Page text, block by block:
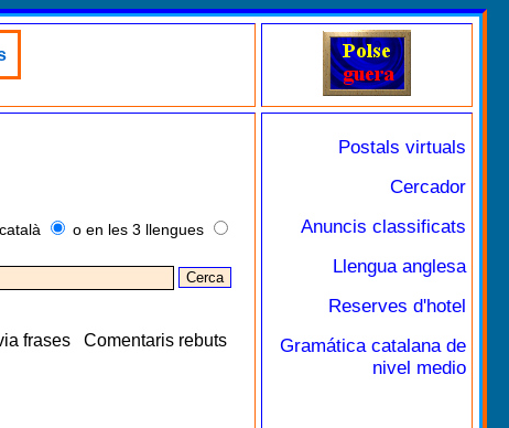
o en les 3 llengues
frases Comentaris rebuts
Postals virtuals
Cercador
Anuncis classificats
Llengua anglesa
Reserves d'hotel
Gramática catalana de
nivel medio